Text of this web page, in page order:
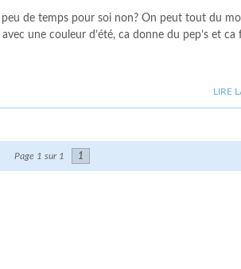
peu de temps pour soi non? On peut tout du
une couleur d’été, ca donne du pep’s et
LIRE
Page 1 sur 1 1